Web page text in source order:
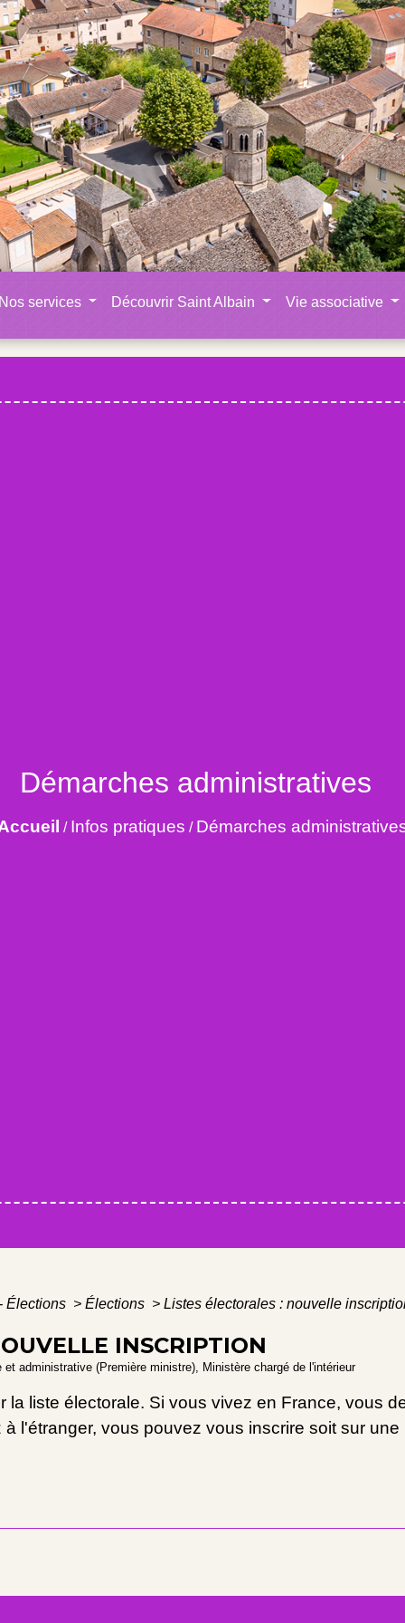
Nos services Découvrir Saint Albain Vie associative
Démarches administratives
/ Infos pratiques / Démarches
Élections > Élections > Listes électorales : nouvelle
INSCRIPTION
administrative (Première ministre), Ministère chargé de l'intérieur
la liste électorale. Si vous vivez en France, vous
l'étranger, vous pouvez vous inscrire soit sur